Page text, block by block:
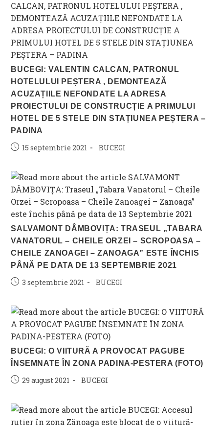
BUCEGI: VALENTIN CALCAN, PATRONUL
HOTELULUI PEȘTERA , DEMONTEAZĂ
ACUZAȚIILE NEFONDATE LA ADRESA
PROIECTULUI DE CONSTRUCȚIE A PRIMULUI
HOTEL DE 5 STELE DIN STAȚIUNEA PEȘTERA –
PADINA
Post15 septembrie 2021
Post
BUCEGI
SALVAMONT DÂMBOVIȚA: TRASEUL „TABARA
VANATORUL – CHEILE ORZEI – SCROPOASA –
CHEILE ZANOAGEI – ZANOAGA” ESTE ÎNCHIS
PÂNĂ PE DATA DE 13 SEPTEMBRIE 2021
Post3 septembrie 2021
Post
BUCEGI
BUCEGI: O VIITURĂ A PROVOCAT PAGUBE
ÎNSEMNATE ÎN ZONA PADINA-PESTERA (FOTO)
Post29 august 2021
Post
BUCEGI